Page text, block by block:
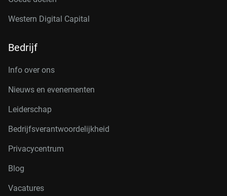
Western Digital Capital
Bedrijf
Info over ons
Nieuws en evenementen
Leiderschap
Bedrijfsverantwoordelijkheid
Privacycentrum
Blog
Vacatures